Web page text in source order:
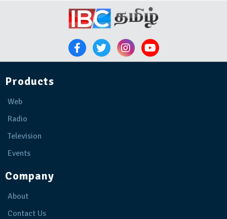
Products
Web
Radio
Television
Events
Company
About
Contact Us